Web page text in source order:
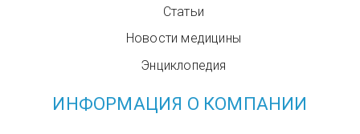
Статьи
Новости медицины
Энциклопедия
ИНФОРМАЦИЯ О КОМПАНИИ